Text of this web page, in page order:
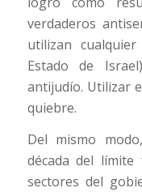
verdaderos
utilizan
Estado de
antijudío. Utilizar
quiebre.
Del mismo
década del
sectores del